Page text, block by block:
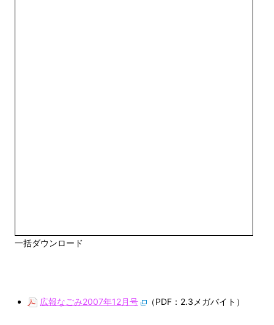
一括ダウンロード
広報なごみ2007年12月号 （PDF：2.3メガバイト）